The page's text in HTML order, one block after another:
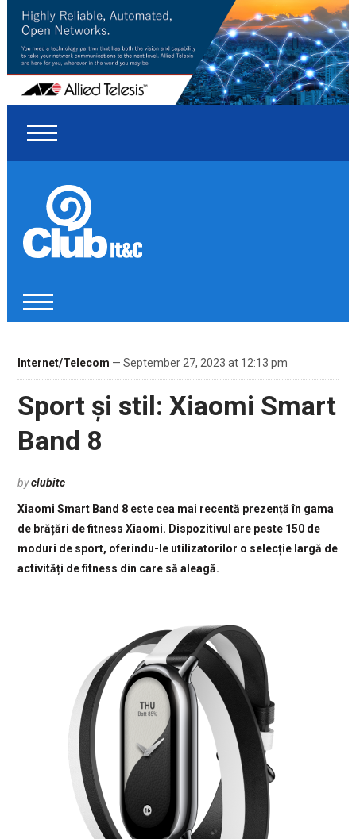
Internet/Telecom — September 27, 2023 at 12:13 pm
Sport și stil: Xiaomi Smart
Band 8
byclubitc
Xiaomi Smart Band 8 este cea mai recentă prezență în gama
de brățări de fitness Xiaomi. Dispozitivul are peste 150 de
moduri de sport, oferindu-le utilizatorilor o selecție largă de
activități de fitness din care să aleagă.